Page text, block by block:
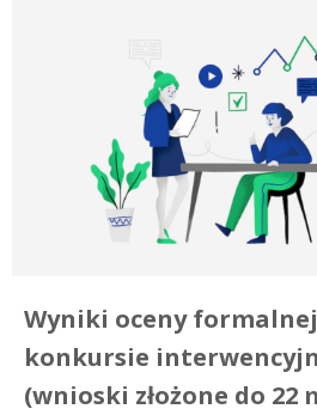
Wyniki oceny
konkursie
(wnioski złożone do 22